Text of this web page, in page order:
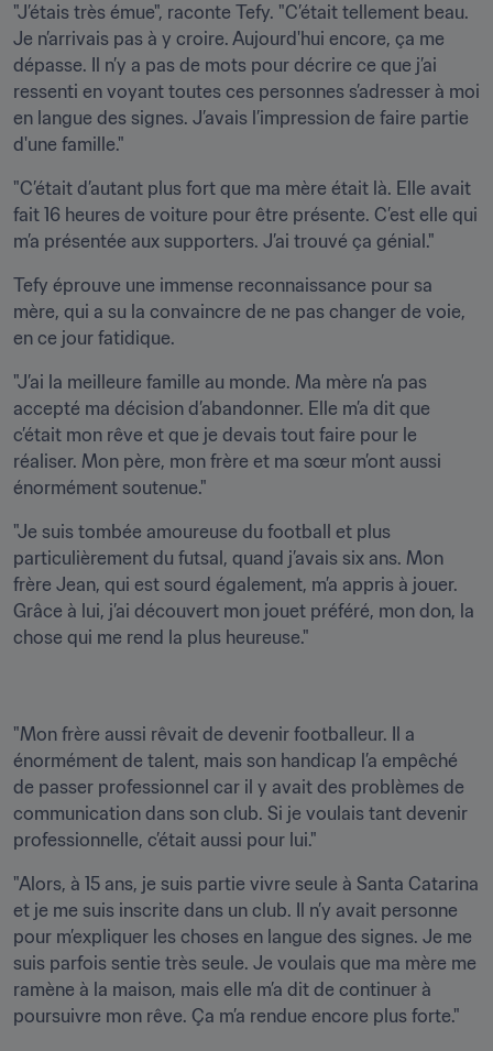
"J’étais très émue", raconte Tefy. "C’était tellement beau.
Je n’arrivais pas à y croire. Aujourd'hui encore, ça me
dépasse. Il n’y a pas de mots pour décrire ce que j’ai
ressenti en voyant toutes ces personnes s’adresser à moi
en langue des signes. J’avais l’impression de faire partie
d'une famille."
"C’était d’autant plus fort que ma mère était là. Elle avait
fait 16 heures de voiture pour être présente. C’est elle qui
m’a présentée aux supporters. J’ai trouvé ça génial."
Tefy éprouve une immense reconnaissance pour sa
mère, qui a su la convaincre de ne pas changer de voie,
en ce jour fatidique.
"J’ai la meilleure famille au monde. Ma mère n’a pas
accepté ma décision d’abandonner. Elle m’a dit que
c’était mon rêve et que je devais tout faire pour le
réaliser. Mon père, mon frère et ma sœur m’ont aussi
énormément soutenue."
"Je suis tombée amoureuse du football et plus
particulièrement du futsal, quand j’avais six ans. Mon
frère Jean, qui est sourd également, m’a appris à jouer.
Grâce à lui, j’ai découvert mon jouet préféré, mon don, la
chose qui me rend la plus heureuse."
"Mon frère aussi rêvait de devenir footballeur. Il a
énormément de talent, mais son handicap l’a empêché
de passer professionnel car il y avait des problèmes de
communication dans son club. Si je voulais tant devenir
professionnelle, c’était aussi pour lui."
"Alors, à 15 ans, je suis partie vivre seule à Santa Catarina
et je me suis inscrite dans un club. Il n’y avait personne
pour m’expliquer les choses en langue des signes. Je me
suis parfois sentie très seule. Je voulais que ma mère me
ramène à la maison, mais elle m’a dit de continuer à
poursuivre mon rêve. Ça m’a rendue encore plus forte."